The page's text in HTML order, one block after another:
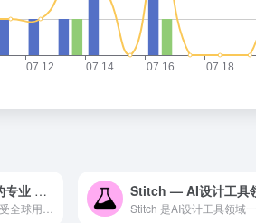
简单AI — AI图像工具领域的专业 AI 工具